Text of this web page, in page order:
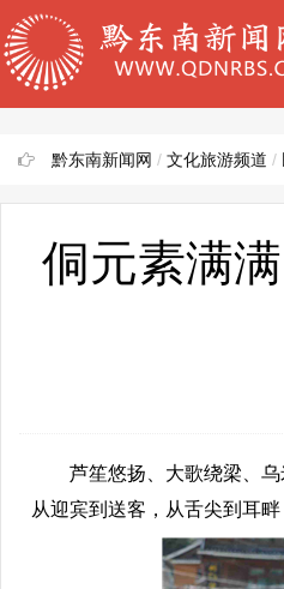
黔东南新闻网 / 文化旅游频道 /
侗元素满
芦笙悠扬、大歌绕梁、乌
从迎宾到送客，从舌尖到耳